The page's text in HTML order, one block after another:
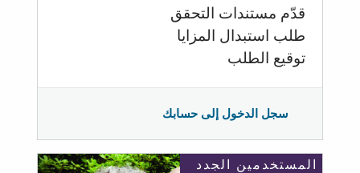
قدّم مستندات التحقق
طلب استبدال المزايا
توقيع الطلب
سجل الدخول إلى حسابك
المستخدمين الجدد